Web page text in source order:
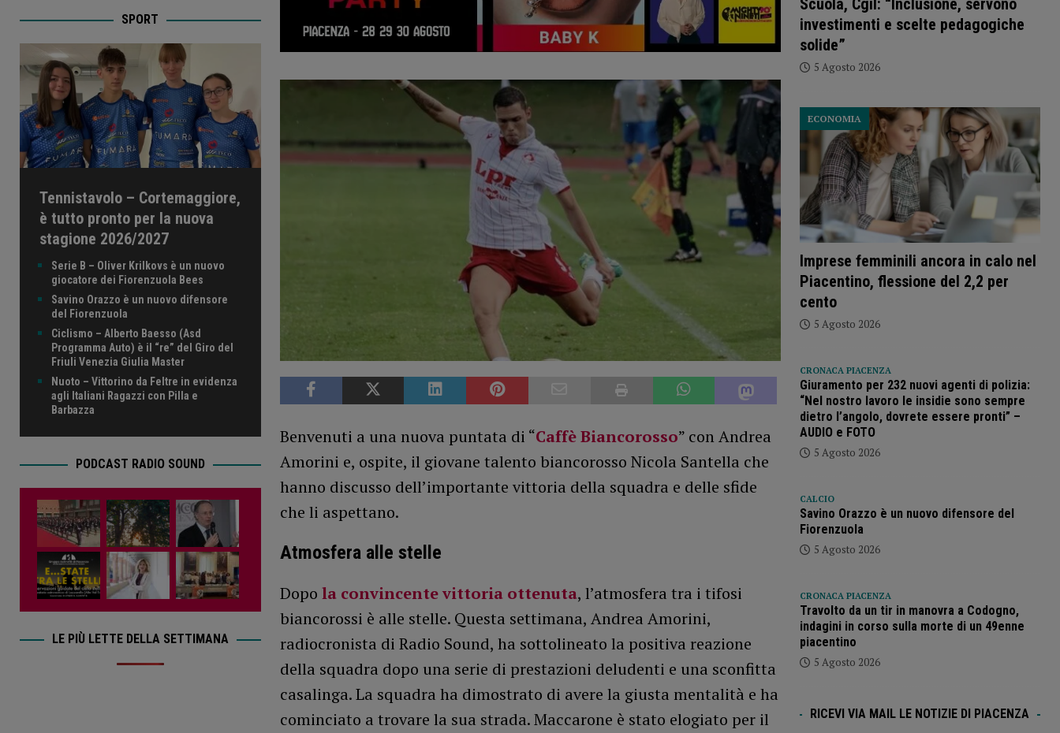
Benvenuti a una nuova puntata di “Caffè Biancorosso” con Andrea
Amorini e, ospite, il giovane talento biancorosso Nicola Santella che
hanno discusso dell’importante vittoria della squadra e delle sfide
che li aspettano.
Atmosfera alle stelle
Dopo la convincente vittoria ottenuta, l’atmosfera tra i tifosi
biancorossi è alle stelle. Questa settimana, Andrea Amorini,
radiocronista di Radio Sound, ha sottolineato la positiva reazione
della squadra dopo una serie di prestazioni deludenti e una sconfitta
casalinga. La squadra ha dimostrato di avere la giusta mentalità e ha
cominciato a trovare la sua strada. Maccarone è stato elogiato per il
SPORT
Tennistavolo – Cortemaggiore,
è tutto pronto per la nuova
stagione 2026/2027
Serie B – Oliver Krilkovs è un nuovo
giocatore dei Fiorenzuola Bees
Savino Orazzo è un nuovo difensore
del Fiorenzuola
Ciclismo – Alberto Baesso (Asd
Programma Auto) è il “re” del Giro del
Friuli Venezia Giulia Master
Nuoto – Vittorino da Feltre in evidenza
agli Italiani Ragazzi con Pilla e
Barbazza
PODCAST RADIO SOUND
LE PIÙ LETTE DELLA SETTIMANA
Scuola, Cgil: “Inclusione, servono
investimenti e scelte pedagogiche
solide”
5 Agosto 2026
Imprese femminili ancora in calo nel
Piacentino, flessione del 2,2 per
cento
ECONOMIA
5 Agosto 2026
CRONACA PIACENZA
Giuramento per 232 nuovi agenti di polizia:
“Nel nostro lavoro le insidie sono sempre
dietro l’angolo, dovrete essere pronti” –
AUDIO e FOTO
5 Agosto 2026
CALCIO
Savino Orazzo è un nuovo difensore del
Fiorenzuola
5 Agosto 2026
CRONACA PIACENZA
Travolto da un tir in manovra a Codogno,
indagini in corso sulla morte di un 49enne
piacentino
5 Agosto 2026
RICEVI VIA MAIL LE NOTIZIE DI PIACENZA